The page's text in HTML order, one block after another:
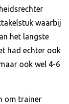
waarbij
het langste
had echter ook
ook wel 4-6
om trainer